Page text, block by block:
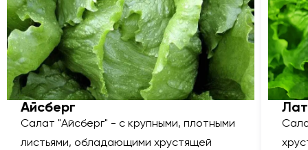
Айсберг
Салат "Айсберг" - с крупными, плотными
листьями, обладающими хрустящей